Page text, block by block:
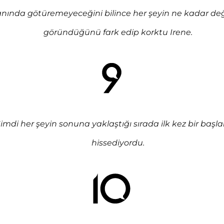
götüremeyeceğini bilince her şeyin ne kadar
göründüğünü fark edip korktu Irene.
her şeyin sonuna yaklaştığı sırada ilk kez bir
hissediyordu.